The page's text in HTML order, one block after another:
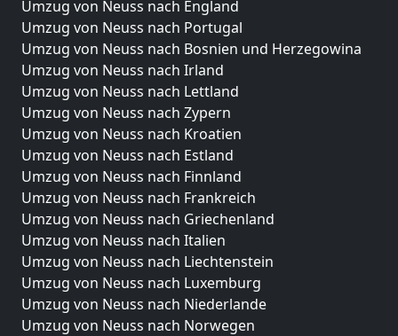
Umzug von Neuss nach England
Umzug von Neuss nach Portugal
Umzug von Neuss nach Bosnien und Herzegowina
Umzug von Neuss nach Irland
Umzug von Neuss nach Lettland
Umzug von Neuss nach Zypern
Umzug von Neuss nach Kroatien
Umzug von Neuss nach Estland
Umzug von Neuss nach Finnland
Umzug von Neuss nach Frankreich
Umzug von Neuss nach Griechenland
Umzug von Neuss nach Italien
Umzug von Neuss nach Liechtenstein
Umzug von Neuss nach Luxemburg
Umzug von Neuss nach Niederlande
Umzug von Neuss nach Norwegen